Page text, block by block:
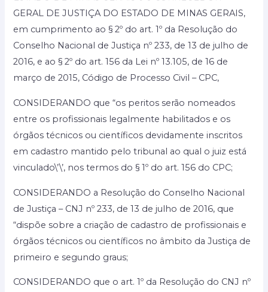
GERAL DE JUSTIÇA DO ESTADO DE MINAS GERAIS,
em cumprimento ao § 2º do art. 1º da Resolução do
Conselho Nacional de Justiça nº 233, de 13 de julho de
2016, e ao § 2º do art. 156 da Lei nº 13.105, de 16 de
março de 2015, Código de Processo Civil – CPC,
CONSIDERANDO que “os peritos serão nomeados
entre os profissionais legalmente habilitados e os
órgãos técnicos ou científicos devidamente inscritos
em cadastro mantido pelo tribunal ao qual o juiz está
vinculado\’\’, nos termos do § 1º do art. 156 do CPC;
CONSIDERANDO a Resolução do Conselho Nacional
de Justiça – CNJ nº 233, de 13 de julho de 2016, que
“dispõe sobre a criação de cadastro de profissionais e
órgãos técnicos ou científicos no âmbito da Justiça de
primeiro e segundo graus;
CONSIDERANDO que o art. 1º da Resolução do CNJ nº